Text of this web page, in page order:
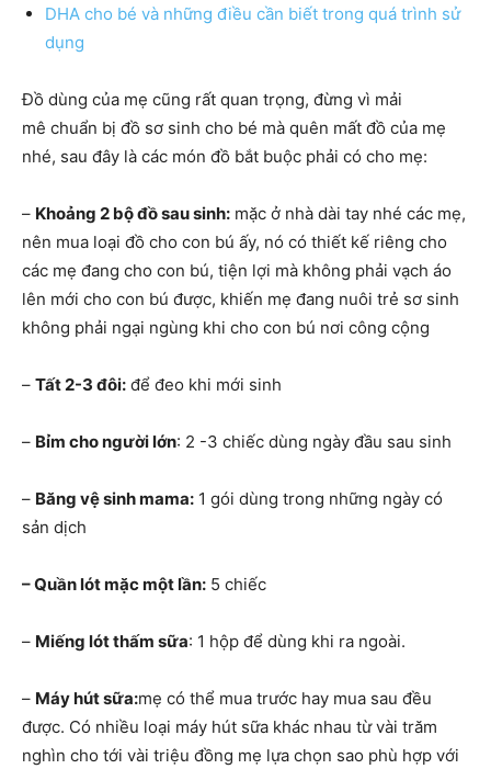
DHA cho bé và những điều cần biết trong quá trình sử
dụng
Đồ dùng của mẹ cũng rất quan trọng, đừng vì mải
mê chuẩn bị đồ sơ sinh cho bé mà quên mất đồ của mẹ
nhé, sau đây là các món đồ bắt buộc phải có cho mẹ:
– Khoảng 2 bộ đồ sau sinh: mặc ở nhà dài tay nhé các mẹ,
nên mua loại đồ cho con bú ấy, nó có thiết kế riêng cho
các mẹ đang cho con bú, tiện lợi mà không phải vạch áo
lên mới cho con bú được, khiến mẹ đang nuôi trẻ sơ sinh
không phải ngại ngùng khi cho con bú nơi công cộng
– Tất 2-3 đôi: để đeo khi mới sinh
– Bỉm cho người lớn: 2 -3 chiếc dùng ngày đầu sau sinh
– Băng vệ sinh mama: 1 gói dùng trong những ngày có
sản dịch
– Quần lót mặc một lần: 5 chiếc
– Miếng lót thấm sữa: 1 hộp để dùng khi ra ngoài.
– Máy hút sữa:mẹ có thể mua trước hay mua sau đều
được. Có nhiều loại máy hút sữa khác nhau từ vài trăm
nghìn cho tới vài triệu đồng mẹ lựa chọn sao phù hợp với